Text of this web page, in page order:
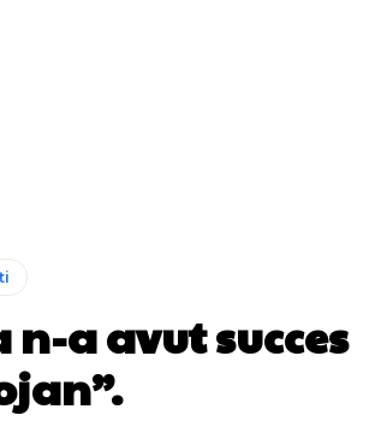
n-a avut succes